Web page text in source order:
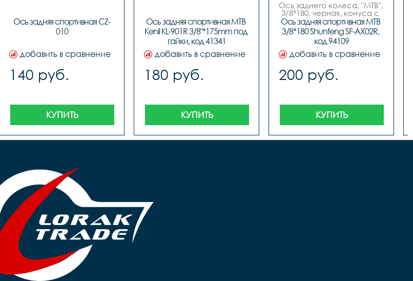
Ось задняя спортивная CZ-
010
добавить в сравнение
140 руб.
КУПИТЬ
Ось задняя спортивная MTB
Kenli KL-901R 3/8"*175mm под
гайки, код 41341
добавить в сравнение
180 руб.
КУПИТЬ
Ось заднего колеса, "МТВ",
3/8*180, черная, конуса с
пыльниками, инд. упак. по
12 штук, бренд "Shunfeng"
Ось задняя спортивная MTB
3/8*180 Shunfeng SF-AX02R,
код 94109
добавить в сравнение
200 руб.
КУПИТЬ